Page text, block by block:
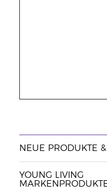
NEUE PRODUKTE
YOUNG LIVING